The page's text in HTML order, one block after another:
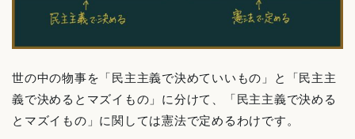
世の中の物事を「民主主義で決めていいもの」と「民主主
義で決めるとマズイもの」に分けて、「民主主義で決める
とマズイもの」に関しては憲法で定めるわけです。